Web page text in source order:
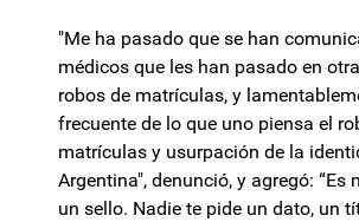
"Me ha pasado que se han
médicos que les han pasado en
robos de matrículas, y
frecuente de lo que uno piensa el
matrículas y usurpación de la
Argentina", denunció, y agregó: “Es
un sello. Nadie te pide un dato, un